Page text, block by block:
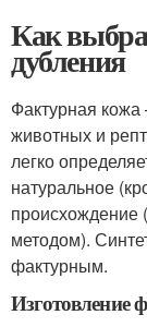
Как
дубления
Фактурная кожа
животных и
легко
натуральное
методом).
фактурным.
Изготовление